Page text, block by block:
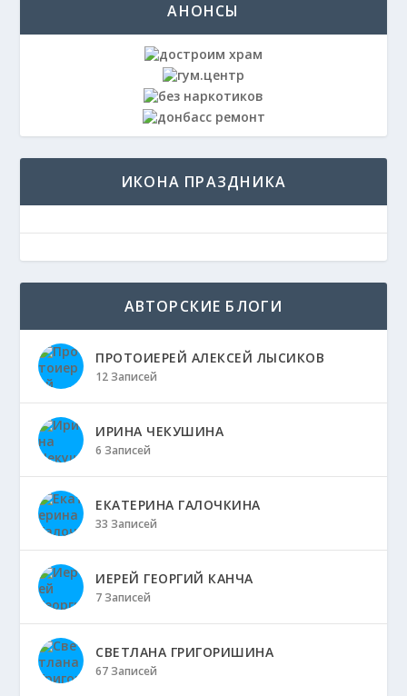
АНОНСЫ
ИКОНА ПРАЗДНИКА
АВТОРСКИЕ БЛОГИ
ПРОТОИЕРЕЙ АЛЕКСЕЙ ЛЫСИКОВ
12 Записей
ИРИНА ЧЕКУШИНА
6 Записей
ЕКАТЕРИНА ГАЛОЧКИНА
33 Записей
ИЕРЕЙ ГЕОРГИЙ КАНЧА
7 Записей
СВЕТЛАНА ГРИГОРИШИНА
67 Записей